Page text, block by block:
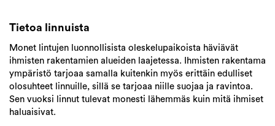
Tietoa linnuista
Monet lintujen luonnollisista oleskelupaikoista häviävät
ihmisten rakentamien alueiden laajetessa. Ihmisten rakentama
ympäristö tarjoaa samalla kuitenkin myös erittäin edulliset
olosuhteet linnuille, sillä se tarjoaa niille suojaa ja ravintoa.
Sen vuoksi linnut tulevat monesti lähemmäs kuin mitä ihmiset
haluaisivat.